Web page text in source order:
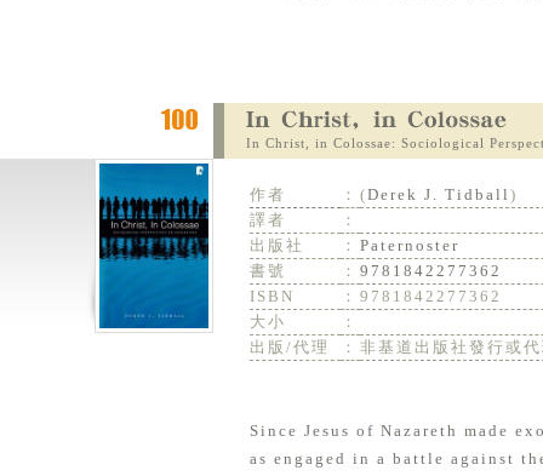
In Christ, in Colossae: Sociological
作者 ： (Derek J. Tidball )
譯者
：
出版社
： Paternoster
書號
： 9781842277362
ISBN
： 9781842277362
大小
：
出版/代理
： 非基道出版社發行或
Since Jesus of Nazareth made
as engaged in a battle against